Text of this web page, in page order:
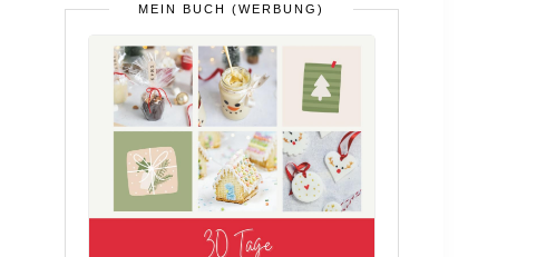
MEIN BUCH (WERBUNG)